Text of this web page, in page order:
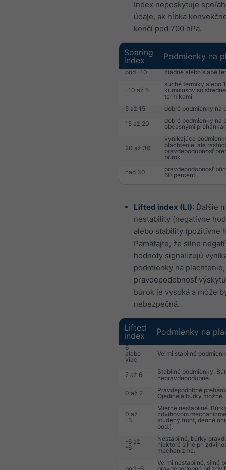
Index neposkytuje
údaje, ak hĺbka
končí pod 700 hPa.
Soaring
index
Podmienky na
pod -10 žiadne alebo slabé
-10 až 5
suché termiky alebo
kumulusov so
termikami
5 až 15
dobré podmienky na
15 až 20
dobré podmienky na
občasnými
20 až 30
vynikajúce
plachtenie, ale
pravdepodobnosť
búrok
nad 30
pravdepodobnosť
60 percent
Lifted index (LI): Ďalšie
nestability (negatívne
alebo stability (pozitívne
Pamätajte, že silne
hodnoty signalizujú
podmienky na
pravdepodobnosť
búrok je vysoká a môže
nebezpečná.
Lifted
index
Podmienky na
6
alebo
viac
Veľmi stabilné
2 až 6
Stabilné podmienky.
nepravdepodobné.
0 až 2
Pravdepodobné
Ojedinelé búrky možné.
0 až
-3
Mierne nestabilné.
zdvihovom
studený front, denné
pod.).
-6 až
-6
Nestabilné, búrky
niektoré silné pri
mechanizme.
Veľmi nestabilné, silné